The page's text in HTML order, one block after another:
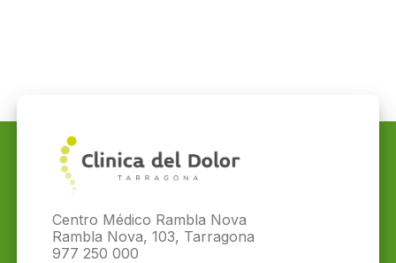
Centro Médico Rambla Nova
Rambla Nova, 103, Tarragona
977 250 000